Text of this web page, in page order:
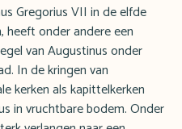
Gregorius VII in de elfde
heeft onder andere een
van Augustinus onder
In de kringen van
kerken als kapittelkerken
in vruchtbare bodem. Onder